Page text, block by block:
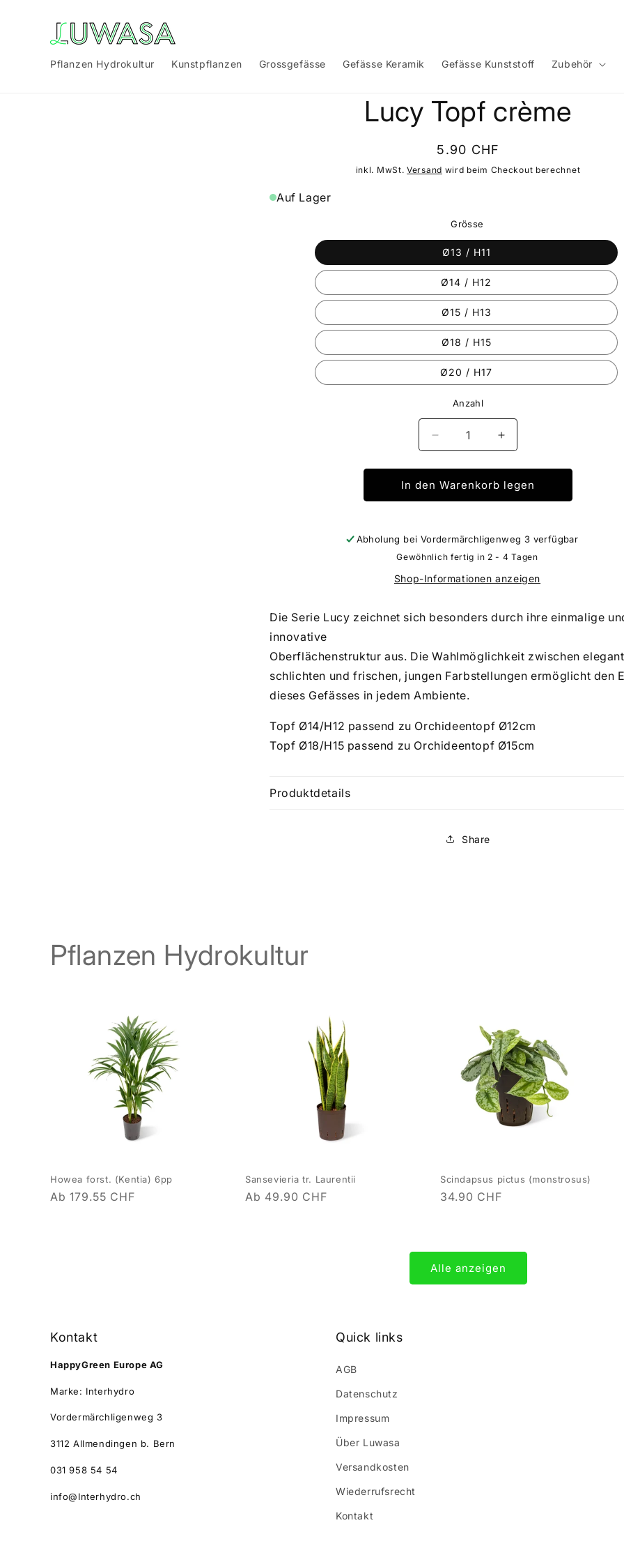
Pflanzen Hydrokultur Kunstpflanzen Grossgefässe Gefässe Keramik Gefässe Kunststoff Zubehör
Lucy Topf crème
Normaler
Preis
5.90 CHF
inkl. MwSt.Versand wird beim Checkout berechnet
Auf Lager
Grösse
Ø13 / H11
Ø14 / H12
Ø15 / H13
Ø18 / H15
Ø20 / H17
Anzahl
Verringere
die
Menge
für
Lucy
Erhöhe
die
Menge
für
Lucy
In den Warenkorb legen
Abholung bei Vordermärchligenweg 3 verfügbar
Gewöhnlich fertig in 2 - 4 Tagen
Shop-Informationen anzeigen
Die Serie Lucy zeichnet sich besonders durch ihre einmalige
innovative
Oberflächenstruktur aus. Die Wahlmöglichkeit zwischen elegant
schlichten und frischen, jungen Farbstellungen ermöglicht den
dieses Gefässes in jedem Ambiente.
Topf Ø14/H12 passend zu Orchideentopf Ø12cm
Topf Ø18/H15 passend zu Orchideentopf Ø15cm
Produktdetails
Share
Pflanzen Hydrokultur
Howea forst. (Kentia) 6pp
Normaler
Ab 179.55 CHF
Sansevieria tr. Laurentii
Normaler
Ab 49.90 CHF
Scindapsus pictus (monstrosus)
Normaler
34.90 CHF
Alle anzeigen
Kontakt
HappyGreen Europe AG
Marke: Interhydro
Vordermärchligenweg 3
3112 Allmendingen b. Bern
031 958 54 54
info@Interhydro.ch
Quick links
AGB
Datenschutz
Impressum
Über Luwasa
Versandkosten
Wiederrufsrecht
Kontakt